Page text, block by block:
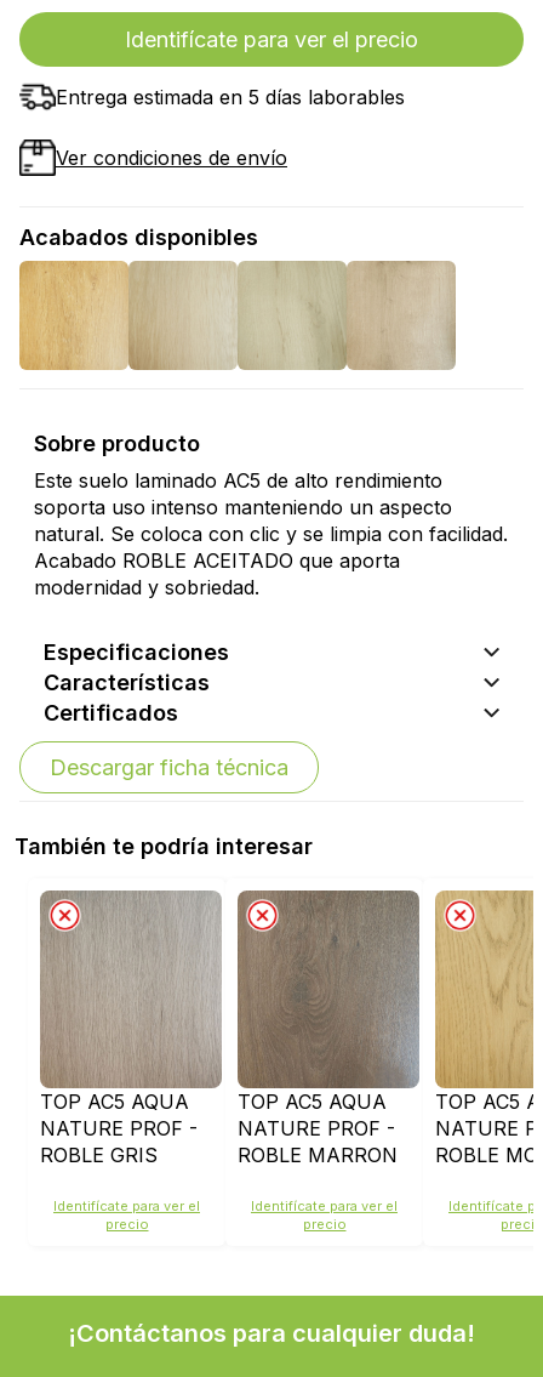
Identifícate para ver el precio
Entrega estimada en 5 días laborables
Ver condiciones de envío
Acabados disponibles
Sobre producto
Este suelo laminado AC5 de alto rendimiento
soporta uso intenso manteniendo un aspecto
natural. Se coloca con clic y se limpia con facilidad.
Acabado ROBLE ACEITADO que aporta
modernidad y sobriedad.
Especificaciones
Características
Certificados
Descargar ficha técnica
También te podría interesar
TOP AC5 AQUA
NATURE PROF -
ROBLE GRIS
Identifícate para ver el
precio
TOP AC5 AQUA
NATURE PROF -
ROBLE MARRON
34867
Identifícate para ver el
precio
TOP AC5
NATURE
ROBLE
Identifícate
precio
¡Contáctanos para cualquier duda!